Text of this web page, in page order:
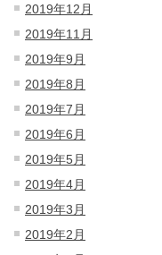
2019年12月
2019年11月
2019年9月
2019年8月
2019年7月
2019年6月
2019年5月
2019年4月
2019年3月
2019年2月